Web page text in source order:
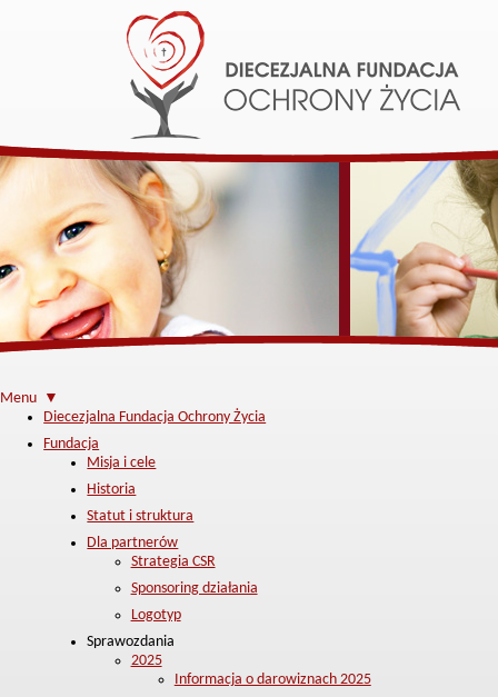
Menu ▼
Diecezjalna Fundacja Ochrony Życia
Fundacja
Misja i cele
Historia
Statut i struktura
Dla partnerów
Strategia CSR
Sponsoring działania
Logotyp
Sprawozdania
2025
Informacja o darowiznach 2025